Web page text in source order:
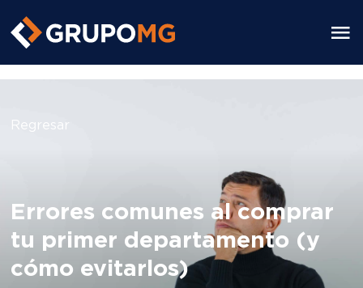
Regresar
Errores comunes al comprar
tu primer departamento (y
cómo evitarlos)